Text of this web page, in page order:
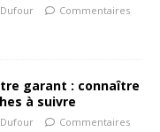
Commentaires
garant : connaître
à suivre
Commentaires